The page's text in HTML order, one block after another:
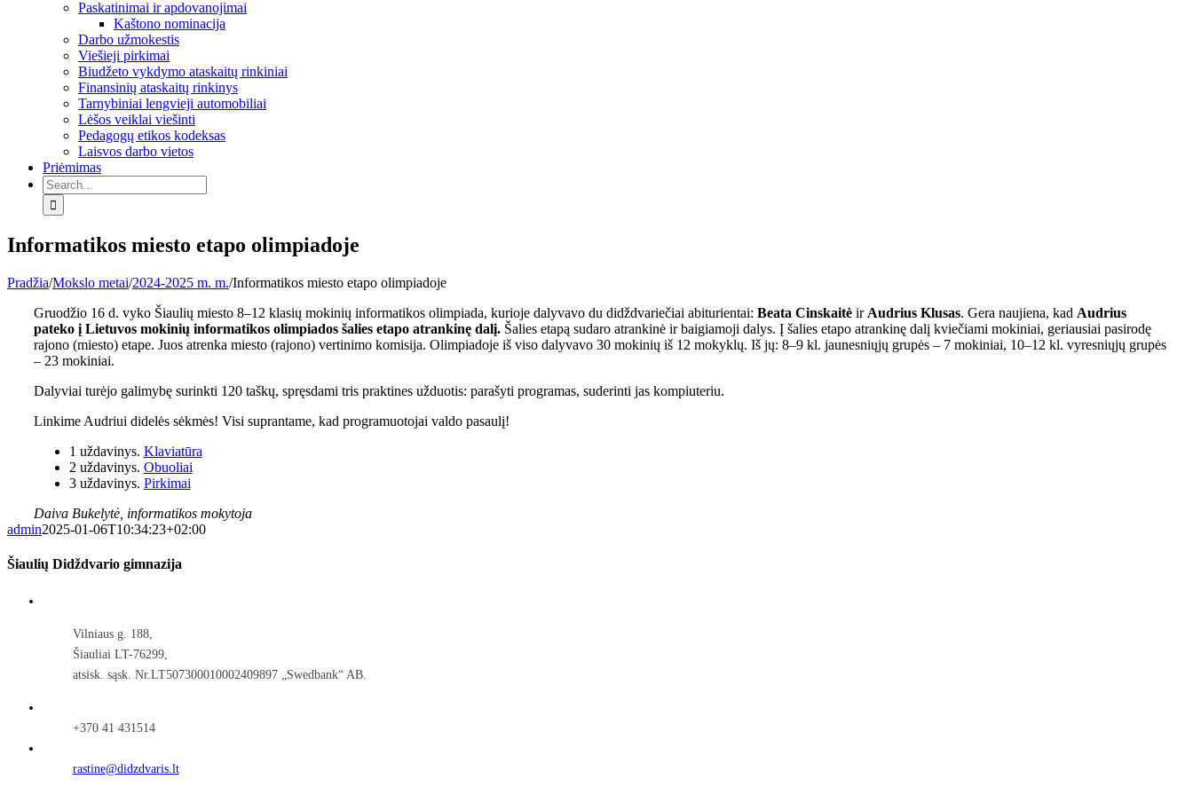
Paskatinimai ir apdovanojimai
Kaštono nominacija
Darbo užmokestis
Viešieji pirkimai
Biudžeto vykdymo ataskaitų rinkiniai
Finansinių ataskaitų rinkinys
Tarnybiniai lengvieji automobiliai
Lėšos veiklai viešinti
Pedagogų etikos kodeksas
Laisvos darbo vietos
Priėmimas
Search
for:
Informatikos miesto etapo olimpiadoje
Pradžia/Mokslo metai/2024-2025 m. m./Informatikos miesto etapo olimpiadoje
Gruodžio 16 d. vyko Šiaulių miesto 8–12 klasių mokinių informatikos olimpiada, kurioje dalyvavo du didždvariečiai abiturientai: Beata Cinskaitėir Audrius Klusas. Gera naujiena, kad Audrius
pateko į Lietuvos mokinių informatikos olimpiados šalies etapo atrankinę dalį.Šalies etapą sudaro atrankinė ir baigiamoji dalys. Į šalies etapo atrankinę dalį kviečiami mokiniai, geriausiai pasirodę
rajono (miesto) etape. Juos atrenka miesto (rajono) vertinimo komisija. Olimpiadoje iš viso dalyvavo 30 mokinių iš 12 mokyklų. Iš jų: 8–9 kl. jaunesniųjų grupės – 7 mokiniai, 10–12 kl. vyresniųjų grupės
– 23 mokiniai.
Dalyviai turėjo galimybę surinkti 120 taškų, spręsdami tris praktines užduotis: parašyti programas, suderinti jas kompiuteriu.
Linkime Audriui didelės sėkmės! Visi suprantame, kad programuotojai valdo pasaulį!
1 uždavinys. Klaviatūra
2 uždavinys. Obuoliai
3 uždavinys. Pirkimai
Daiva Bukelytė, informatikos mokytoja
admin2025-01-06T10:34:23+02:00
Šiaulių Didždvario gimnazija
Vilniaus g. 188,
Šiauliai LT-76299,
atsisk. sąsk. Nr.LT507300010002409897 „Swedbank“ AB.
+370 41 431514
rastine@didzdvaris.lt